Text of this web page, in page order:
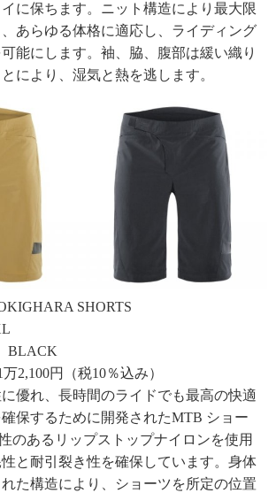
に保ちます。ニット構造により最大限
あらゆる体格に適応し、ライディング
能にします。袖、脇、腹部は緩い織り
により、湿気と熱を逃します。
SHORTS
BLACK
万2,100円（税10％込み）
優れ、長時間のライドでも最高の快適
保するために開発されたMTB ショー
のあるリップストップナイロンを使用
と耐引裂き性を確保しています。身体
た構造により、ショーツを所定の位置